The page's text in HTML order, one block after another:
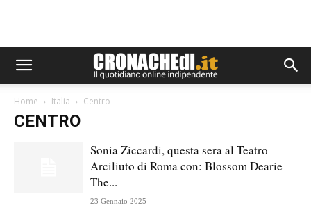
Home Italia Centro
CENTRO
Sonia Ziccardi, questa sera al Teatro
Arciliuto di Roma con: Blossom Dearie –
The...
23 Gennaio 2025